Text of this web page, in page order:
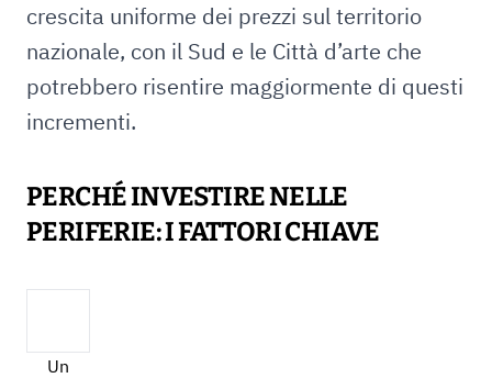
crescita uniforme dei prezzi sul territorio
nazionale, con il Sud e le Città d’arte che
potrebbero risentire maggiormente di questi
incrementi.
PERCHÉ INVESTIRE NELLE
PERIFERIE: I FATTORI CHIAVE
Un